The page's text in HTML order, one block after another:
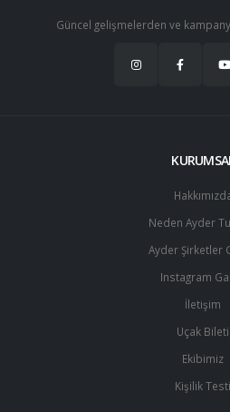
Güncel gelişmelerden ve
Neden Ayder
Ayder Şirketler
Instagram
İletişim
Uçak Bileti
Ekibimiz
Kişilik Testi